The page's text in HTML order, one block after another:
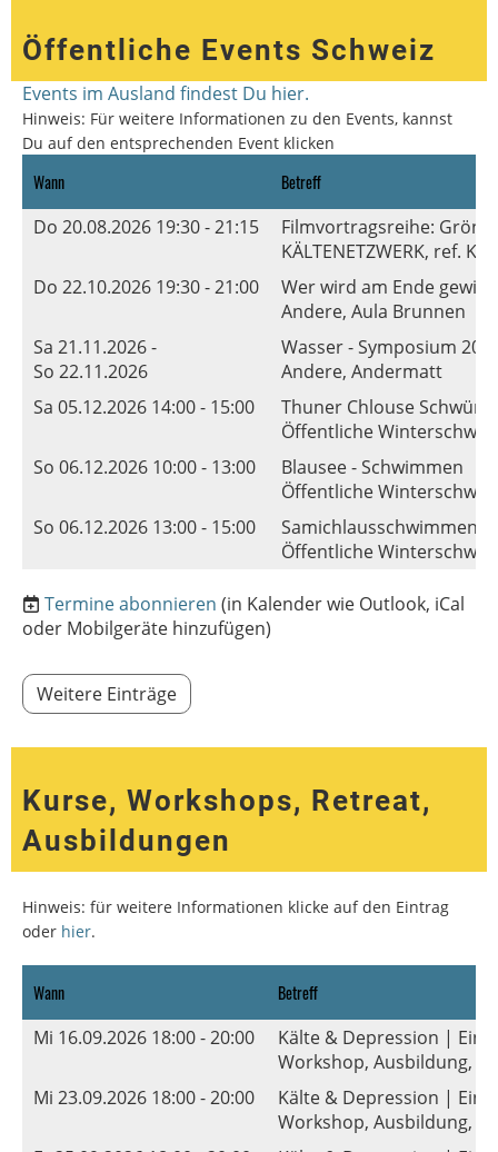
Öffentliche Events Schweiz
Events im Ausland findest Du hier.
Hinweis: Für weitere Informationen zu den Events, kannst
Du auf den entsprechenden Event klicken
Wann Betreff
Do 20.08.2026 19:30 - 21:15
Filmvortragsreihe:
KÄLTENETZWERK, ref.
Do 22.10.2026 19:30 - 21:00
Wer wird am Ende
Andere, Aula Brunnen
Sa 21.11.2026 -
So 22.11.2026
Wasser - Symposium
Andere, Andermatt
Sa 05.12.2026 14:00 - 15:00
Thuner Chlouse
Öffentliche
So 06.12.2026 10:00 - 13:00
Blausee - Schwimmen
Öffentliche
So 06.12.2026 13:00 - 15:00
Samichlausschwimmen
Öffentliche
Termine abonnieren (in Kalender wie Outlook, iCal
oder Mobilgeräte hinzufügen)
Weitere Einträge
Kurse, Workshops, Retreat,
Ausbildungen
Hinweis: für weitere Informationen klicke auf den Eintrag
oder hier.
Wann Betreff
Mi 16.09.2026 18:00 - 20:00
Kälte & Depression |
Workshop, Ausbildung,
Mi 23.09.2026 18:00 - 20:00
Kälte & Depression |
Workshop, Ausbildung,